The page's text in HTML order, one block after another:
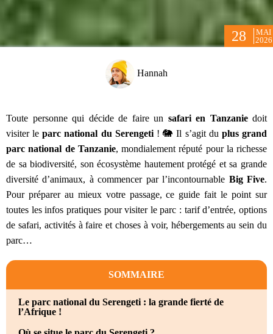
28
MAI
2026
Hannah
Toute personne qui décide de faire un safari en Tanzanie doit
visiter leparc national du Serengeti! 🐘 Il s’agit du plus grand
parc national de Tanzanie, mondialement réputé pour la richesse
de sa biodiversité, son écosystème hautement protégé et sa grande
diversité d’animaux, à commencer par l’incontournable Big Five.
Pour préparer au mieux votre passage, ce guide fait le point sur
toutes les infos pratiques pour visiter le parc : tarif d’entrée, options
de safari, activités à faire et choses à voir, hébergements au sein du
parc…
SOMMAIRE
Le parc national du Serengeti : la grande fierté de
l’Afrique !